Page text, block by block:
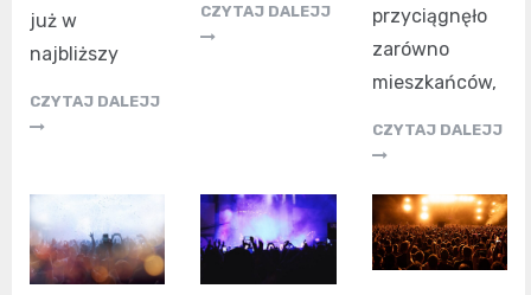
już w
najbliższy
CZYTAJ DALEJJ
CZYTAJ DALEJJ
przyciągnęło
zarówno
mieszkańców,
CZYTAJ DALEJJ